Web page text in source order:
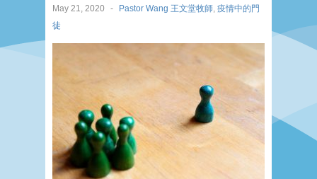
May 21, 2020 - Pastor Wang 王文堂牧師 疫情中的門
徒